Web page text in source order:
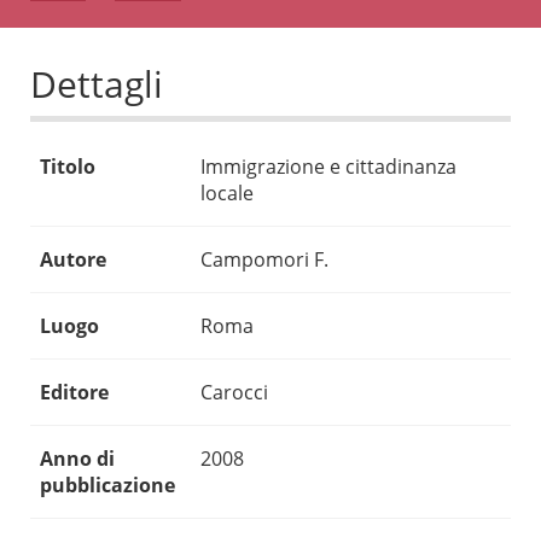
Dettagli
Titolo
Immigrazione e cittadinanza
locale
Autore Campomori F.
Luogo Roma
Editore Carocci
Anno di
pubblicazione
2008